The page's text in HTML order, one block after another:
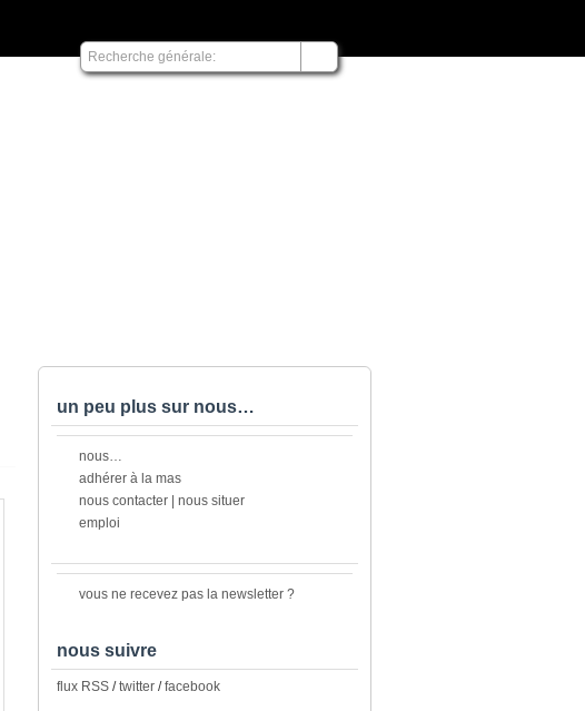
un peu plus sur nous…
nous…
adhérer à la mas
nous contacter | nous situer
emploi
vous ne recevez pas la newsletter ?
nous suivre
flux RSS /twitter /facebook